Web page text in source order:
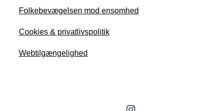
Folkebevægelsen mod ensomhed
Cookies & privatlivspolitik
Webtilgængelighed